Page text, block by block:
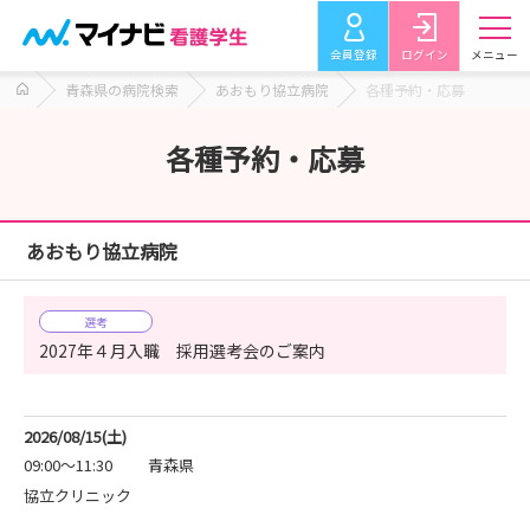
会員登録 ログイン メニュー
青森県の病院検索 あおもり協立病院 各種予約・応募
各種予約・応募
あおもり協立病院
選考
2027年４月入職 採用選考会のご案内
2026/08/15(土)
09:00～11:30
青森県
協立クリニック